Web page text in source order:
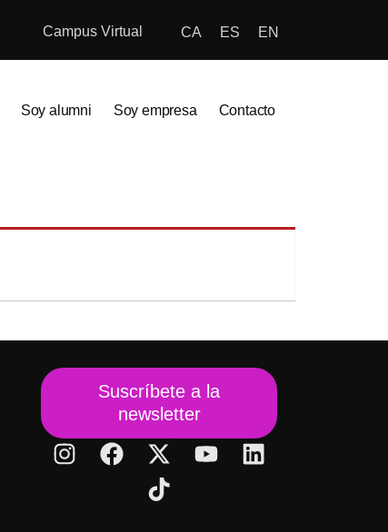
Campus Virtual CA ES EN
Soy alumni Soy empresa Contacto
Suscríbete a la
newsletter